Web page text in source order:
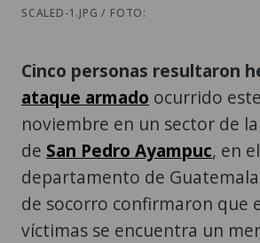
SCALED-1.JPG / FOTO:
Cinco personas resultaron
ataque armado ocurrido
noviembre en un sector de
de San Pedro Ayampuc, en el
departamento de
de socorro confirmaron que
víctimas se encuentra un